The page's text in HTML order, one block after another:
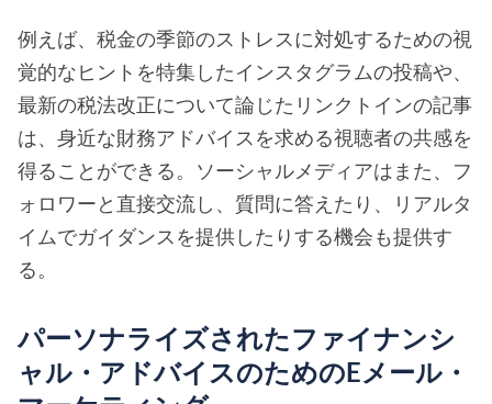
例えば、税金の季節のストレスに対処するための視
覚的なヒントを特集したインスタグラムの投稿や、
最新の税法改正について論じたリンクトインの記事
は、身近な財務アドバイスを求める視聴者の共感を
得ることができる。ソーシャルメディアはまた、フ
ォロワーと直接交流し、質問に答えたり、リアルタ
イムでガイダンスを提供したりする機会も提供す
る。
パーソナライズされたファイナンシ
ャル・アドバイスのためのEメール・